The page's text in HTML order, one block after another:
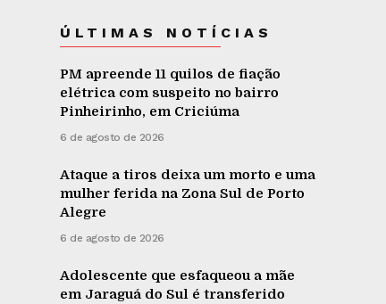
ÚLTIMAS NOTÍCIAS
PM apreende 11 quilos de fiação
elétrica com suspeito no bairro
Pinheirinho, em Criciúma
6 de agosto de 2026
Ataque a tiros deixa um morto e uma
mulher ferida na Zona Sul de Porto
Alegre
6 de agosto de 2026
Adolescente que esfaqueou a mãe
em Jaraguá do Sul é transferido